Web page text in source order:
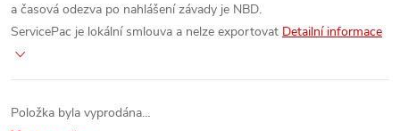
a časová odezva po nahlášení závady je NBD.
ServicePac je lokální smlouva a nelze exportovat Detailní informace
Položka byla vyprodána…